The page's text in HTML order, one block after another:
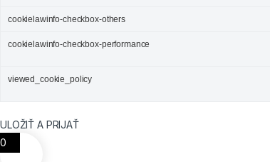
cookielawinfo-checkbox-others
cookielawinfo-checkbox-performance
viewed_cookie_policy
ULOŽIŤ A PRIJAŤ
0